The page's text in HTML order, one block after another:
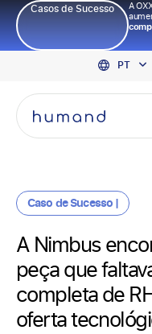
Casos de Sucesso
A
PT
EN
ES
Caso de Sucesso |
A Nimbus
peça que
completa de
oferta